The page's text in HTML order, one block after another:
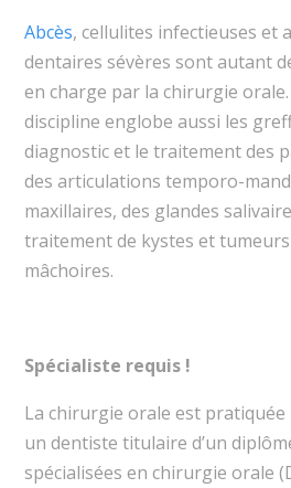
Abcès, cellulites infectieuses et
dentaires sévères sont autant
en charge par la chirurgie orale.
discipline englobe aussi les
diagnostic et le traitement des
des articulations temporo-
maxillaires, des glandes
traitement de kystes et
mâchoires.
Spécialiste requis !
La chirurgie orale est pratiquée
un dentiste titulaire d’un
spécialisées en chirurgie orale